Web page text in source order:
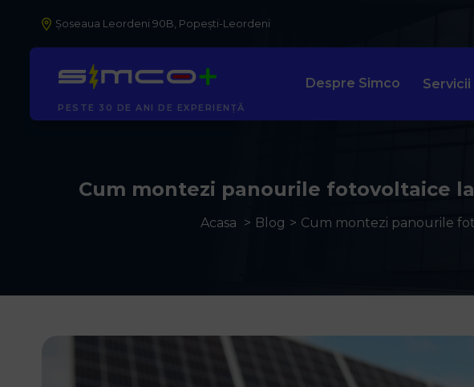
Șoseaua Leordeni 90B, Popești-Leordeni
PESTE 30 DE ANI DE EXPERIENȚĂ
Despre Simco
Cum montezi panourile fotovoltaice
Acasa Blog Cum montezi panourile